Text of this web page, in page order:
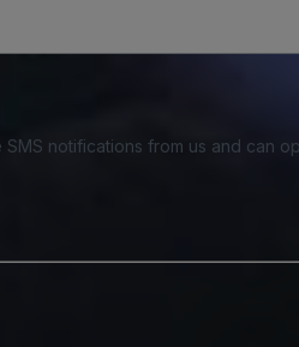
notifications from us and can